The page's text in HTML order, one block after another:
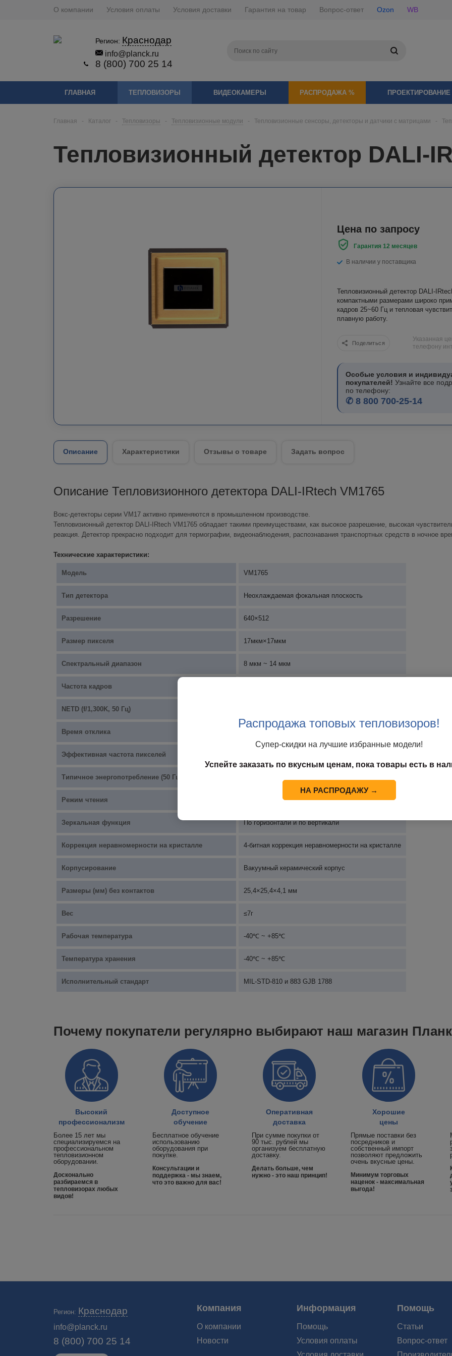
О компании Условия оплаты Условия доставки Гарантия на товар Вопрос-ответ Ozon WB
Регион: Краснодар
info@planck.ru
8 (800) 700 25 14
ГЛАВНАЯ ТЕПЛОВИЗОРЫ ВИДЕОКАМЕРЫ РАСПРОДАЖА %
Главная - Каталог - Тепловизоры - Тепловизионные модули - Тепловизионные сенсоры, детекторы и датчики с матрицами -
Тепловизионный детектор DALI-
Цена по запросу
Гарантия 12 месяцев
В наличии у поставщика
Тепловизионный детектор DALI-
компактными размерами широко
кадров 25~60 Гц и тепловая
плавную работу.
Поделиться
Указанная
телефону
Особые условия и
покупателей! Узнайте все
по телефону:
✆ 8 800 700-25-14
Описание Характеристики Отзывы о товаре Задать вопрос
Описание Тепловизионного детектора DALI-IRtech VM1765
Вокс-детекторы серии VM17 активно применяются в промышленном производстве.
Тепловизионный детектор DALI-IRtech VM1765 обладает такими преимуществами, как высокое разрешение, высокая
реакция. Детектор прекрасно подходит для термографии, видеонаблюдения, распознавания транспортных средств в ночное
Технические характеристики:
Модель VM1765
Тип детектора Неохлаждаемая фокальная плоскость
Разрешение 640×512
Размер пикселя 17мкм×17мкм
Спектральный диапазон 8 мкм ~ 14 мкм
Частота кадров
NETD (f/1,300K, 50 Гц)
Время отклика ≥8мВ/К
Эффективная частота пикселей
Типичное энергопотребление (50 Гц, без учета TEC)
Режим чтения Построчное считывание
Зеркальная функция По горизонтали и по вертикали
Коррекция неравномерности на кристалле 4-битная коррекция неравномерности на кристалле
Корпусирование Вакуумный керамический корпус
Размеры (мм) без контактов 25,4×25,4×4,1 мм
Вес ≤7г
Рабочая температура -40℃ ~ +85℃
Температура хранения -40℃ ~ +85℃
Исполнительный стандарт MIL-STD-810 и 883 GJB 1788
Почему покупатели регулярно выбирают наш магазин
Высокий
профессионализм
Более 15 лет мы
специализируемся на
профессиональном
тепловизионном
оборудовании.
Досконально
разбираемся в
тепловизорах любых
видов!
Доступное
обучение
Бесплатное обучение
использованию
оборудования при
покупке.
Консультации и
поддержка - мы знаем,
что это важно для вас!
Оперативная
доставка
При сумме покупки от
90 тыс. рублей мы
организуем бесплатную
доставку.
Делать больше, чем
нужно - это наш принцип!
Хорошие
цены
Прямые поставки без
посредников и
собственный импорт
позволяют предложить
очень вкусные цены.
Минимум торговых
наценок - максимальная
выгода!
Регион: Краснодар
info@planck.ru
8 (800) 700 25 14
Компания Информация Помощь
О компании
Новости
Помощь
Условия оплаты
Статьи
Вопрос-ответ
Распродажа топовых тепловизоров!
Супер-скидки на лучшие избранные модели!
Успейте заказать по вкусным ценам, пока товары есть в
НА РАСПРОДАЖУ →